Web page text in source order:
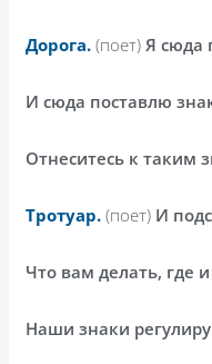
Дорога. (поет) Я сюда
И сюда поставлю
Отнеситесь к таким
Тротуар. (поет) И
Что вам делать, где
Наши знаки